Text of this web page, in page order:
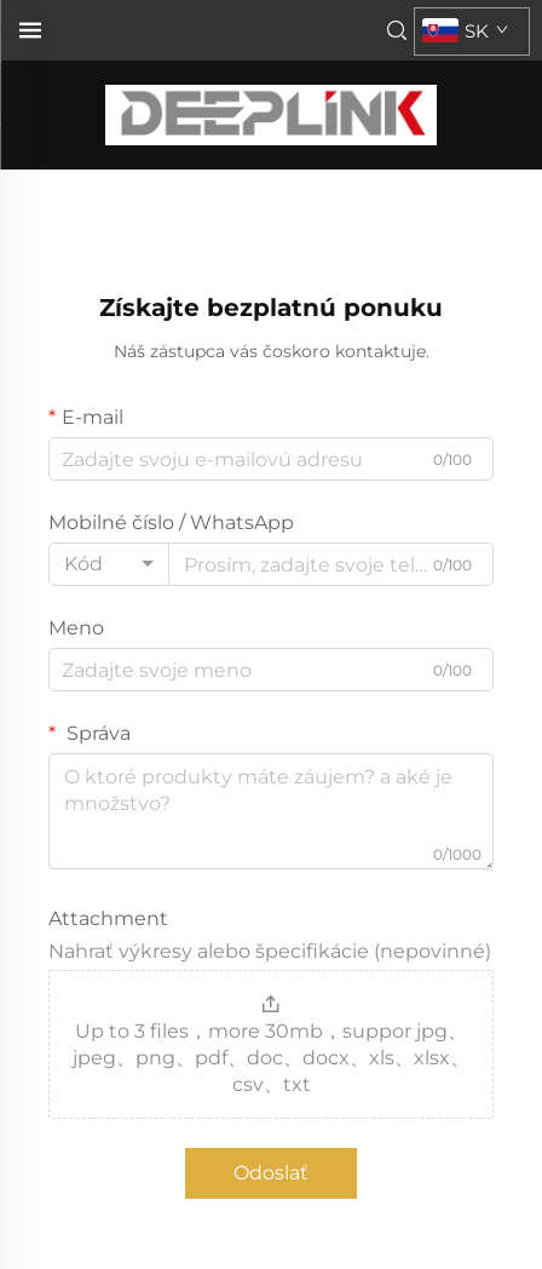
SK
Získajte bezplatnú ponuku
Náš zástupca vás čoskoro kontaktuje.
E-mail
0/100
Mobilné číslo / WhatsApp
Kód
0/100
Meno
0/100
Správa
0/1000
Attachment
Nahrať výkresy alebo špecifikácie (nepovinné)
Up to 3 files，more 30mb，suppor jpg、
jpeg、png、pdf、doc、docx、xls、xlsx、
csv、txt
Odoslať